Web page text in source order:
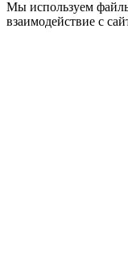
Мы используем
взаимодействие с